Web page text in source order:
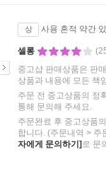
상 사용 흔적 약간
셀롱
중고샵 판매상품은 판
상품과 내용에 모든 책
주문 전 중고상품의 정
통해 문의해 주세요.
주문완료 후 중고상품
합니다. (주문내역 > 주
자에게 문의하기] 로 문